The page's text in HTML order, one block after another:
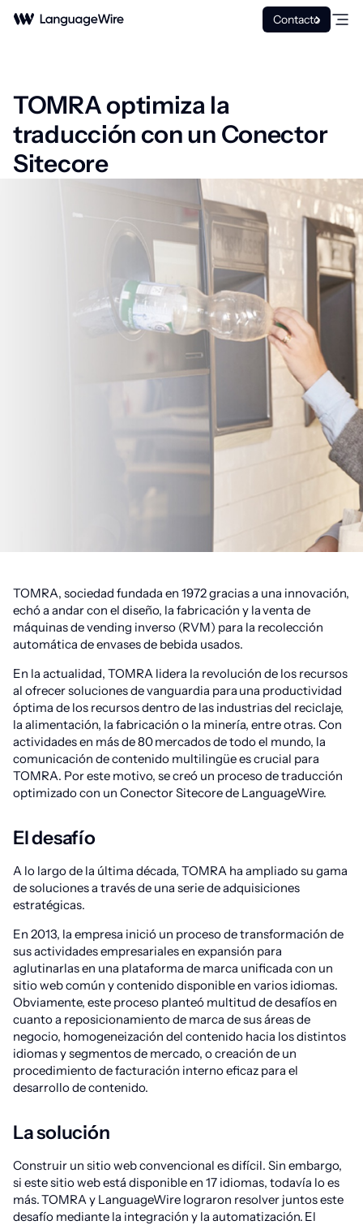
Contacto
TOMRA optimiza la
traducción con un Conector
Sitecore
TOMRA, sociedad fundada en 1972 gracias a una innovación,
echó a andar con el diseño, la fabricación y la venta de
máquinas de vending inverso (RVM) para la recolección
automática de envases de bebida usados.
En la actualidad, TOMRA lidera la revolución de los recursos
al ofrecer soluciones de vanguardia para una productividad
óptima de los recursos dentro de las industrias del reciclaje,
la alimentación, la fabricación o la minería, entre otras. Con
actividades en más de 80 mercados de todo el mundo, la
comunicación de contenido multilingüe es crucial para
TOMRA. Por este motivo, se creó un proceso de traducción
optimizado con un Conector Sitecore de LanguageWire.
El desafío
A lo largo de la última década, TOMRA ha ampliado su gama
de soluciones a través de una serie de adquisiciones
estratégicas.
En 2013, la empresa inició un proceso de transformación de
sus actividades empresariales en expansión para
aglutinarlas en una plataforma de marca unificada con un
sitio web común y contenido disponible en varios idiomas.
Obviamente, este proceso planteó multitud de desafíos en
cuanto a reposicionamiento de marca de sus áreas de
negocio, homogeneización del contenido hacia los distintos
idiomas y segmentos de mercado, o creación de un
procedimiento de facturación interno eficaz para el
desarrollo de contenido.
La solución
Construir un sitio web convencional es difícil. Sin embargo,
si este sitio web está disponible en 17 idiomas, todavía lo es
más. TOMRA y LanguageWire lograron resolver juntos este
desafío mediante la integración y la automatización. El